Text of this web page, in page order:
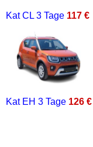
Kat CL 3 Tage 117 €
Kat EH 3 Tage 126 €